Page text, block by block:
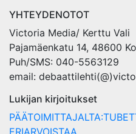
YHTEYDENOTOT
Victoria Media/ Kerttu Vali
Pajamäenkatu 14, 48600
Puh/SMS: 040-5563129
email:
Lukijan kirjoitukset
ERIARVOISTAA